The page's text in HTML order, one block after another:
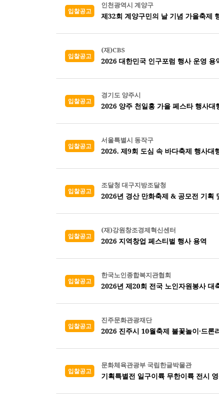
입찰공고
인천광역시 계양구
제32회 계양구민의 날 기념 가을축제
입찰공고
(재)CBS
2026 대한민국 인구포럼 행사 운영 용
입찰공고
경기도 양주시
2026 양주 천일홍 가을 페스타 행사대
입찰공고
서울특별시 동작구
2026. 제9회 도심 속 바다축제 행사대
입찰공고
조달청 대구지방조달청
2026년 경산 만화축제 & 공모전 기획
입찰공고
(재)강원창조경제혁신센터
2026 지역창업 페스티벌 행사 용역
입찰공고
한국노인종합복지관협회
2026년 제20회 전국 노인자원봉사 대
입찰공고
진주문화관광재단
2026 진주시 10월축제 불꽃놀이·드론
입찰공고
문화체육관광부 국립한글박물관
기획특별전 일구이륙 무한이륙 전시